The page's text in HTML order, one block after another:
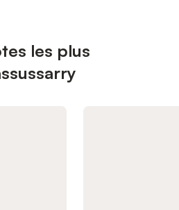
les plus